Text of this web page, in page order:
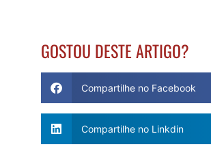
GOSTOU DESTE ARTIGO?
Compartilhe no Facebook
Compartilhe no Linkdin